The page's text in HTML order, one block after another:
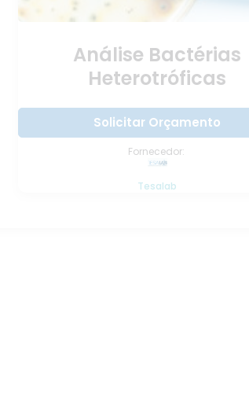
Análise Bactérias
Heterotróficas
Solicitar Orçamento
Fornecedor:
Tesalab